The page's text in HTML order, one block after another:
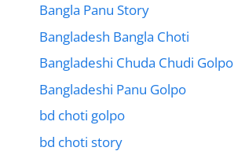
Bangla Panu Story
Bangladesh Bangla Choti
Bangladeshi Chuda Chudi Golpo
Bangladeshi Panu Golpo
bd choti golpo
bd choti story